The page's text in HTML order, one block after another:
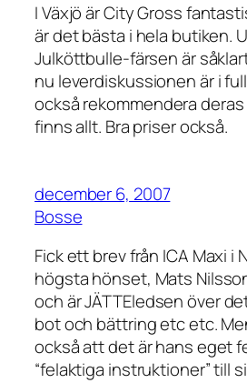
I Växjö är City Gross
är det bästa i hela butiken.
Julköttbulle-färsen är
nu leverdiskussionen är i
också rekommendera
finns allt. Bra priser också.
december 6, 2007
Bosse
Fick ett brev från ICA Maxi i
högsta hönset, Mats
och är JÄTTEledsen över
bot och bättring etc etc.
också att det är hans eget
“felaktiga instruktioner” till